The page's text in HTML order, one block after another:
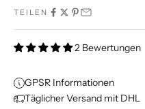
TEILEN
2 Bewertungen
GPSR Informationen
Täglicher Versand mit DHL